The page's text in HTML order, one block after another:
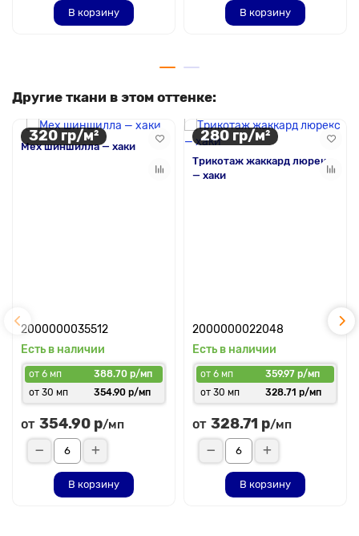
В корзину В корзину
Другие ткани в этом оттенке:
320 гр/м²
Мех шиншилла — хаки
2000000035512
Есть в наличии
от 6 мп
388.70 р/мп
от 30 мп
354.90 р/мп
от 354.90 р/мп
В корзину
280 гр/м²
Трикотаж жаккард люрекс
— хаки
2000000022048
Есть в наличии
от 6 мп
359.97 р/мп
от 30 мп
328.71 р/мп
от 328.71 р/мп
В корзину